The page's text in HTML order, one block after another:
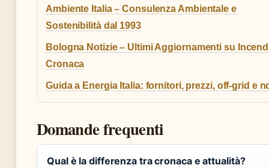
Ambiente Italia – Consulenza Ambientale e
Sostenibilità dal 1993
Bologna Notizie – Ultimi Aggiornamenti su
Cronaca
Guida a Energia Italia: fornitori, prezzi, off-grid e
Domande frequenti
Qual è la differenza tra cronaca e attualità?